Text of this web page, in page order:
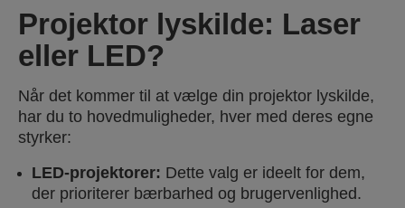
Projektor lyskilde: Laser
eller LED?
Når det kommer til at vælge din projektor lyskilde,
har du to hovedmuligheder, hver med deres egne
styrker:
LED-projektorer: Dette valg er ideelt for dem,
der prioriterer bærbarhed og brugervenlighed.